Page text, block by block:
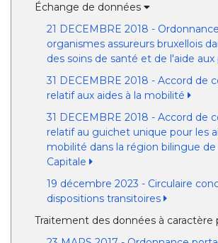
Échange de données
21 DECEMBRE 2018 -
organismes assureurs bruxellois
des soins de santé et de l'aide
31 DECEMBRE 2018 - Accord de
relatif aux aides à la mobilité
31 DECEMBRE 2018 - Accord de
relatif au guichet unique pour les
mobilité dans la région bilingue de
Capitale
19 décembre 2023 - Circulaire
dispositions transitoires
Traitement des données à